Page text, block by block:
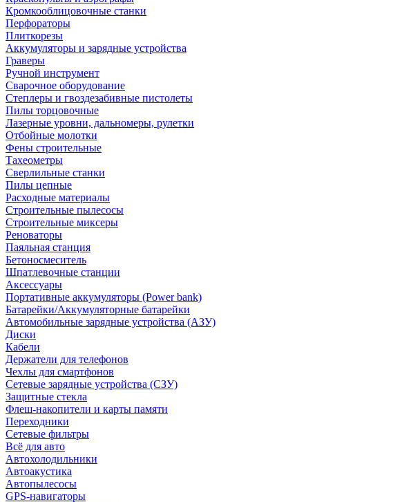
Кромкооблицовочные станки
Перфораторы
Плиткорезы
Аккумуляторы и зарядные устройства
Граверы
Ручной инструмент
Сварочное оборудование
Степлеры и гвоздезабивные пистолеты
Пилы торцовочные
Лазерные уровни, дальномеры, рулетки
Отбойные молотки
Фены строительные
Тахеометры
Сверлильные станки
Пилы цепные
Расходные материалы
Строительные пылесосы
Строительные миксеры
Реноваторы
Паяльная станция
Бетоносмеситель
Шпатлевочные станции
Аксессуары
Портативные аккумуляторы (Power bank)
Батарейки/Аккумуляторные батарейки
Автомобильные зарядные устройства (АЗУ)
Диски
Кабели
Держатели для телефонов
Чехлы для смартфонов
Сетевые зарядные устройства (СЗУ)
Защитные стекла
Флеш-накопители и карты памяти
Переходники
Сетевые фильтры
Всё для авто
Автохолодильники
Автоакустика
Автопылесосы
GPS-навигаторы